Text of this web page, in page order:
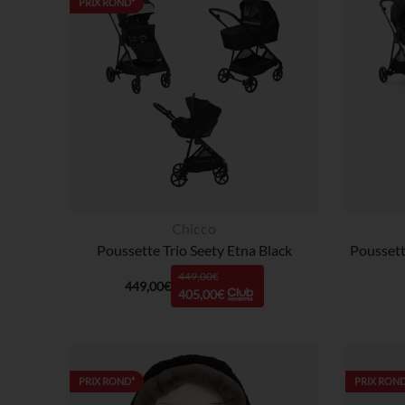
Poussette Trio Seety Etna Black
449,00€
449,00€
405,00€
PRIX ROND* PRIX